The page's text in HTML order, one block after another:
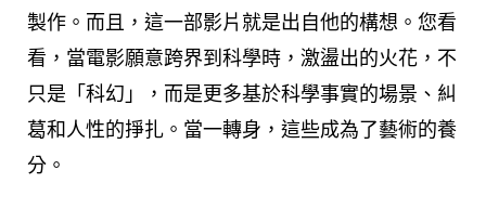
製作。而且，這一部影片就是出自他的構想。您看
看，當電影願意跨界到科學時，激盪出的火花，不
只是「科幻」，而是更多基於科學事實的場景、糾
葛和人性的掙扎。當一轉身，這些成為了藝術的養
分。